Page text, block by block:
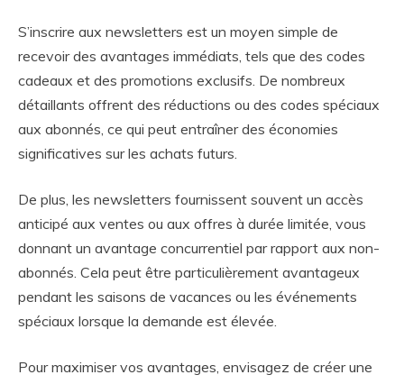
S’inscrire aux newsletters est un moyen simple de
recevoir des avantages immédiats, tels que des codes
cadeaux et des promotions exclusifs. De nombreux
détaillants offrent des réductions ou des codes spéciaux
aux abonnés, ce qui peut entraîner des économies
significatives sur les achats futurs.
De plus, les newsletters fournissent souvent un accès
anticipé aux ventes ou aux offres à durée limitée, vous
donnant un avantage concurrentiel par rapport aux non-
abonnés. Cela peut être particulièrement avantageux
pendant les saisons de vacances ou les événements
spéciaux lorsque la demande est élevée.
Pour maximiser vos avantages, envisagez de créer une